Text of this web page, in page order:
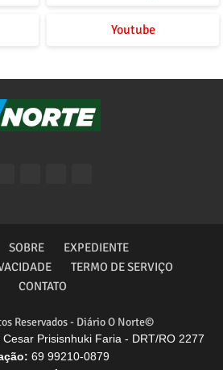
Youtube
Reservados - Diário O Norte©
Prisisnhuki Faria - DRT/RO 2277
69 99210-0879
SOBRE
EXPEDIENTE
TERMO DE SERVIÇO
CONTATO